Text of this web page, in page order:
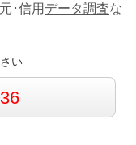
･信用 データ調査な
い